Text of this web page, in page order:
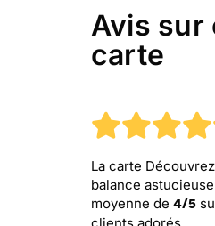
Avis sur
carte
La carte
balance astucieuse
moyenne de 4/5